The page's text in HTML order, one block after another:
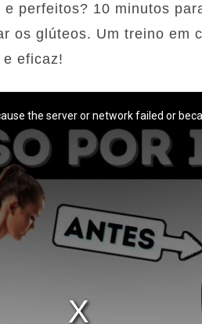
the server or network failed or
perfeitos? 10 minutos
os glúteos. Um treino em
eficaz!